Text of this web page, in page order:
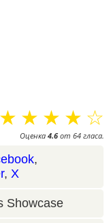
☆
☆
☆
☆
☆
Оценка 4.6 от 64 гласа.
,
, X
Showcase